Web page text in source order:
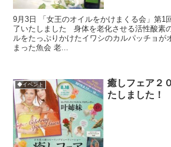
9月3日 「女王のオイルをかけまくる会」第1
了いたしました 身体を老化させる活性酸素
ルをたっぷりかけたイワシのカルパッチョが
まった魚会 老...
◆イベント
癒しフェア２
たしました！